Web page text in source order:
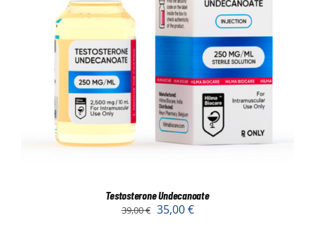
Testosterone Undecanoate
39,00€ 35,00€